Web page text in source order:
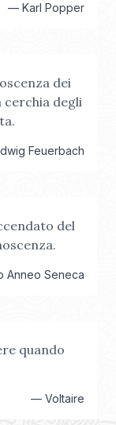
— Karl Popper
dei
degli
Feuerbach
del
Anneo Seneca
quando
— Voltaire